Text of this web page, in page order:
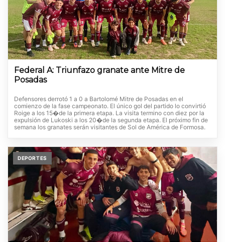
Federal A: Triunfazo granate ante Mitre de
Posadas
Defensores derrotó 1 a 0 a Bartolomé Mitre de Posadas en el
comienzo de la fase campeonato. El único gol del partido lo convirtió
Roige a los 15�de la primera etapa. La visita termino con diez por la
expulsión de Lukoski a los 20�de la segunda etapa. El próximo fin de
semana los granates serán visitantes de Sol de América de Formosa.
DEPORTES